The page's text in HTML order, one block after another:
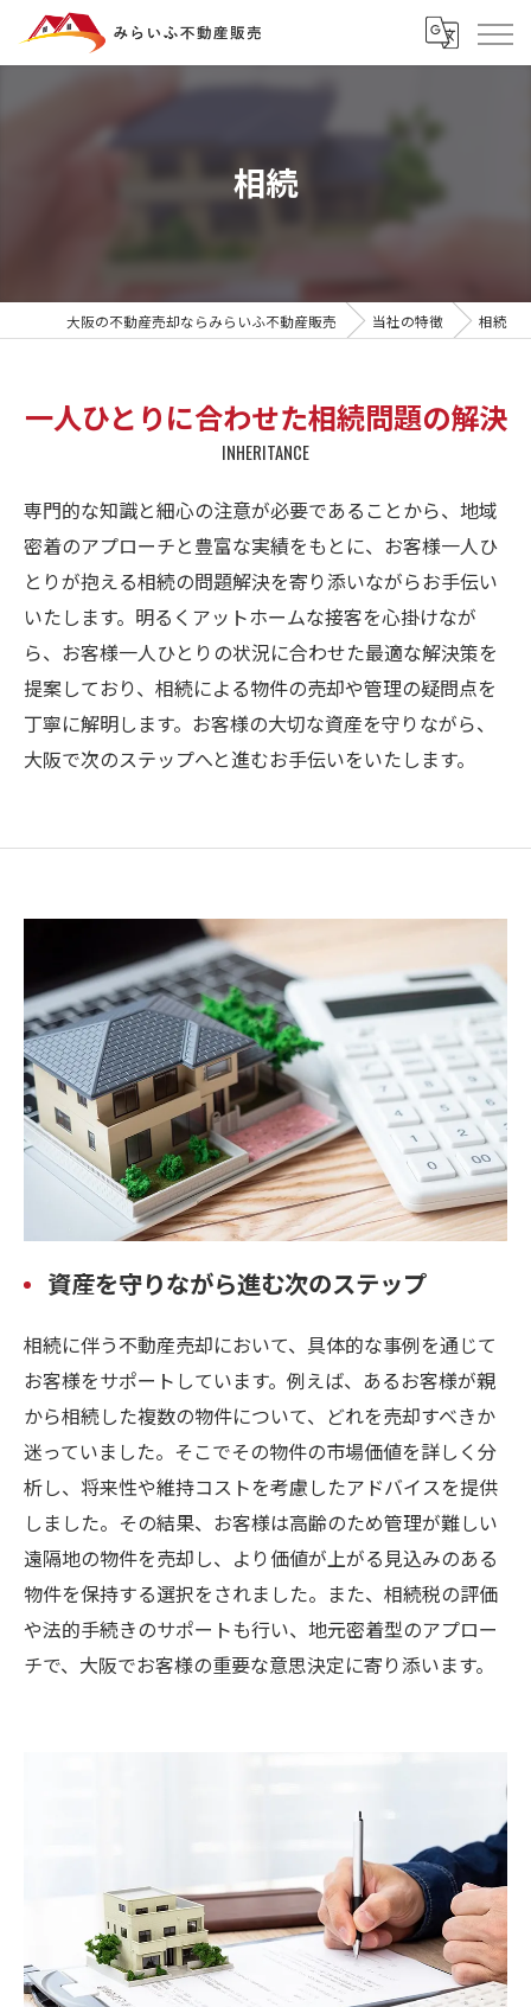
相続
大阪の不動産売却ならみらいふ不動産販売 当社の特徴 相続
一人ひとりに合わせた相続問題の解決
INHERITANCE
専門的な知識と細心の注意が必要であることから、地域
密着のアプローチと豊富な実績をもとに、お客様一人ひ
とりが抱える相続の問題解決を寄り添いながらお手伝い
いたします。明るくアットホームな接客を心掛けなが
ら、お客様一人ひとりの状況に合わせた最適な解決策を
提案しており、相続による物件の売却や管理の疑問点を
丁寧に解明します。お客様の大切な資産を守りながら、
大阪で次のステップへと進むお手伝いをいたします。
資産を守りながら進む次のステップ
相続に伴う不動産売却において、具体的な事例を通じて
お客様をサポートしています。例えば、あるお客様が親
から相続した複数の物件について、どれを売却すべきか
迷っていました。そこでその物件の市場価値を詳しく分
析し、将来性や維持コストを考慮したアドバイスを提供
しました。その結果、お客様は高齢のため管理が難しい
遠隔地の物件を売却し、より価値が上がる見込みのある
物件を保持する選択をされました。また、相続税の評価
や法的手続きのサポートも行い、地元密着型のアプロー
チで、大阪でお客様の重要な意思決定に寄り添います。